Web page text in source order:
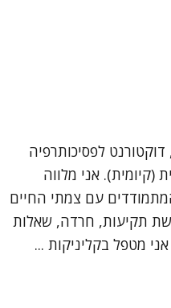
לפסיכותרפיה
(קיומית). אני מלווה
עם צמתי החיים
תקיעות, חרדה, שאלות
מטפל בקליניקות ...